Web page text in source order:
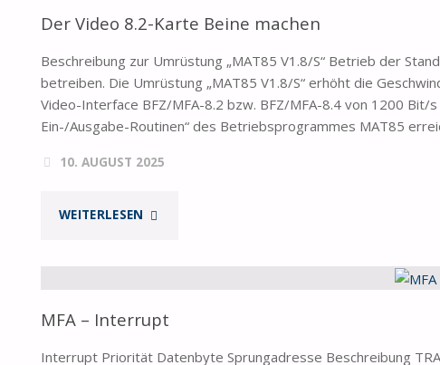
ODER
32K?"
Der Video 8.2-Karte Beine machen
Beschreibung zur Umrüstung „MAT85 V1.8/S“ Betrieb der
betreiben. Die Umrüstung „MAT85 V1.8/S“ erhöht die
Video-Interface BFZ/MFA-8.2 bzw. BFZ/MFA-8.4 von 1200
Ein-/Ausgabe-Routinen“ des Betriebsprogrammes MAT85
10. AUGUST 2025
WEITERLESEN "DER
KARTE
MFA – Interrupt
Interrupt Priorität Datenbyte Sprungadresse Beschreibung